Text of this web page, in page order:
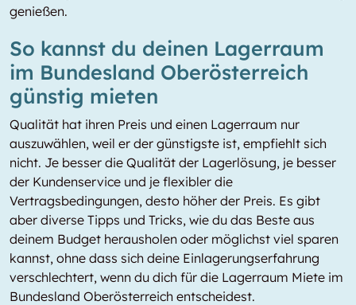
genießen.
So kannst du deinen Lagerraum
im Bundesland Oberösterreich
günstig mieten
Qualität hat ihren Preis und einen Lagerraum nur
auszuwählen, weil er der günstigste ist, empfiehlt sich
nicht. Je besser die Qualität der Lagerlösung, je besser
der Kundenservice und je flexibler die
Vertragsbedingungen, desto höher der Preis. Es gibt
aber diverse Tipps und Tricks, wie du das Beste aus
deinem Budget herausholen oder möglichst viel sparen
kannst, ohne dass sich deine Einlagerungserfahrung
verschlechtert, wenn du dich für die Lagerraum Miete im
Bundesland Oberösterreich entscheidest.